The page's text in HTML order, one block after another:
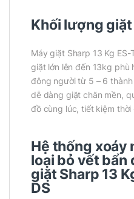
Khối lượng
Máy giặt Sharp 13 Kg
giặt lớn lên đến 13kg phù
đông người từ 5 – 6
dễ dàng giặt chăn mền,
đồ cùng lúc, tiết kiệm
Hệ thống xoáy
loại bỏ vết bẩn
giặt Sharp 13
DS